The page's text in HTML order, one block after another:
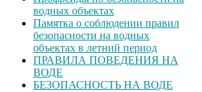
водных объектах
Памятка о соблюдении правил
безопасности на водных
объектах в летний период
ПРАВИЛА ПОВЕДЕНИЯ НА
ВОДЕ
БЕЗОПАСНОСТЬ НА ВОДЕ